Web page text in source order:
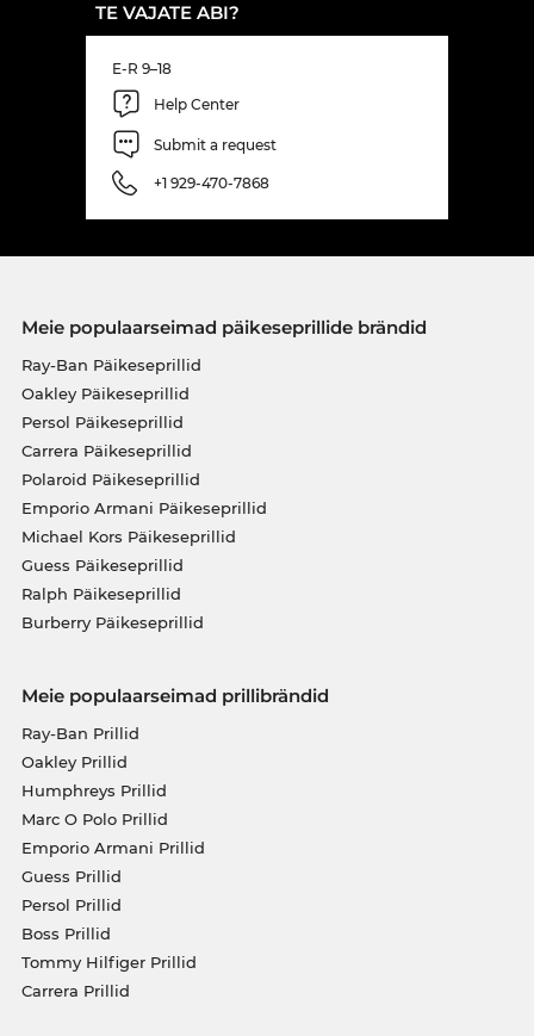
TE VAJATE ABI?
E-R 9–18
Help Center
Submit a request
+1 929-470-7868
Meie populaarseimad päikeseprillide brändid
Ray-Ban Päikeseprillid
Oakley Päikeseprillid
Persol Päikeseprillid
Carrera Päikeseprillid
Polaroid Päikeseprillid
Emporio Armani Päikeseprillid
Michael Kors Päikeseprillid
Guess Päikeseprillid
Ralph Päikeseprillid
Burberry Päikeseprillid
Meie populaarseimad prillibrändid
Ray-Ban Prillid
Oakley Prillid
Humphreys Prillid
Marc O Polo Prillid
Emporio Armani Prillid
Guess Prillid
Persol Prillid
Boss Prillid
Tommy Hilfiger Prillid
Carrera Prillid